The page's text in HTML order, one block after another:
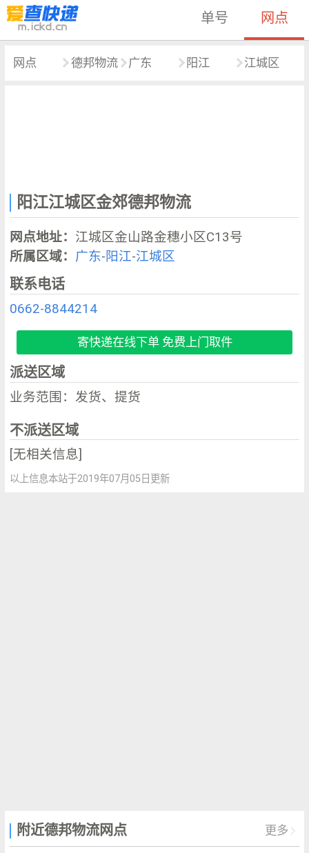
单号 网点
网点 德邦物流 广东 阳江 江城区
阳江江城区金郊德邦物流
网点地址： 江城区金山路金穗小区C13号
所属区域： 广东-阳江-江城区
联系电话
0662-8844214
寄快递在线下单 免费上门取件
派送区域
业务范围：发货、提货
不派送区域
[无相关信息]
以上信息本站于2019年07月05日更新
附近德邦物流网点 更多